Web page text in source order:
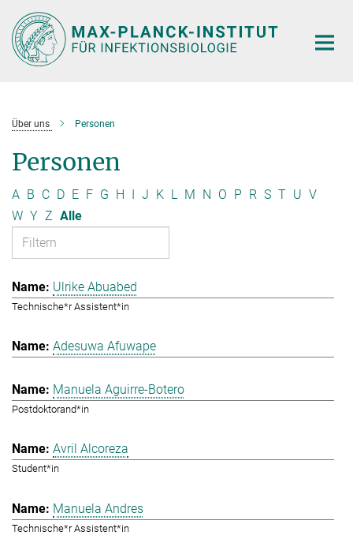
Hauptinhalt
Über uns Personen
Personen
A B C D E F G H I J K L M N O P R S T U V
W Y Z Alle
Ulrike Abuabed
Technische*r Assistent*in
Adesuwa Afuwape
Manuela Aguirre-Botero
Postdoktorand*in
Avril Alcoreza
Student*in
Manuela Andres
Technische*r Assistent*in